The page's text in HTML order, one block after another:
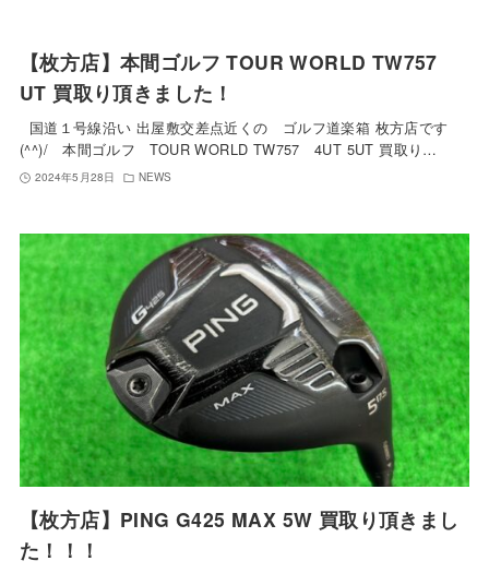
【枚方店】本間ゴルフ TOUR WORLD TW757
UT 買取り頂きました！
国道１号線沿い 出屋敷交差点近くの ゴルフ道楽箱 枚方店です
(^^)/ 本間ゴルフ TOUR WORLD TW757 4UT 5UT 買取り…
2024年5月28日 NEWS
【枚方店】PING G425 MAX 5W 買取り頂きまし
た！！！